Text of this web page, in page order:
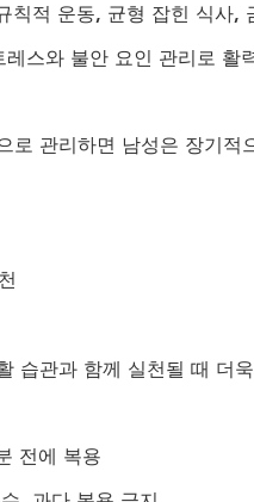
칙적 운동, 균형 잡힌 식사,
레스와 불안 요인 관리로 활
로 관리하면 남성은 장기
습관과 함께 실천될 때 더
전에 복용